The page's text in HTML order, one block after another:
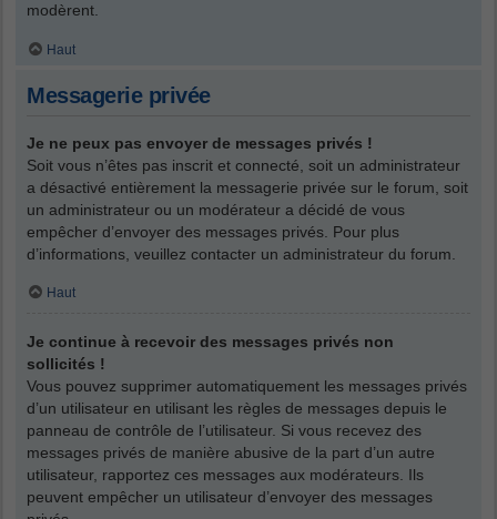
modèrent.
Haut
Messagerie privée
Je ne peux pas envoyer de messages privés !
Soit vous n’êtes pas inscrit et connecté, soit un administrateur
a désactivé entièrement la messagerie privée sur le forum, soit
un administrateur ou un modérateur a décidé de vous
empêcher d’envoyer des messages privés. Pour plus
d’informations, veuillez contacter un administrateur du forum.
Haut
Je continue à recevoir des messages privés non
sollicités !
Vous pouvez supprimer automatiquement les messages privés
d’un utilisateur en utilisant les règles de messages depuis le
panneau de contrôle de l’utilisateur. Si vous recevez des
messages privés de manière abusive de la part d’un autre
utilisateur, rapportez ces messages aux modérateurs. Ils
peuvent empêcher un utilisateur d’envoyer des messages